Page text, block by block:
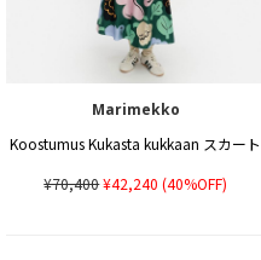
Marimekko
Koostumus Kukasta kukkaan スカート
¥70,400¥42,240 (40%OFF)